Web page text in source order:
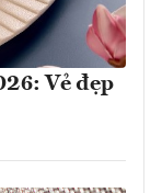
Vẻ đẹp